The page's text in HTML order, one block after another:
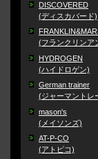
DISCOVERED
(ディスカバード)
(フランクリンア
HYDROGEN
(ハイドロゲン)
German trainer
(ジャーマントレ
mason's
(メイソンズ)
AT-P-CO
(アトピコ)